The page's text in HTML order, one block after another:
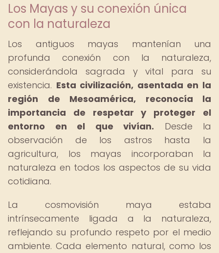
Los Mayas y su conexión única
con la naturaleza
Los antiguos mayas mantenían una
profunda conexión con la naturaleza,
considerándola sagrada y vital para su
existencia. Esta civilización, asentada en la
región de Mesoamérica, reconocía la
importancia de respetar y proteger el
entorno en el que vivían. Desde la
observación de los astros hasta la
agricultura, los mayas incorporaban la
naturaleza en todos los aspectos de su vida
cotidiana.
La cosmovisión maya estaba
intrínsecamente ligada a la naturaleza,
reflejando su profundo respeto por el medio
ambiente. Cada elemento natural, como los